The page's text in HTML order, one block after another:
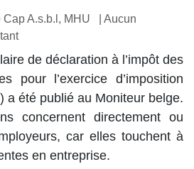
Cap A.s.b.l, MHU
| Aucun
de déclaration à l’impôt des
pour l’exercice d’imposition
a été publié au Moniteur belge.
concernent directement ou
car elles touchent à
en entreprise.